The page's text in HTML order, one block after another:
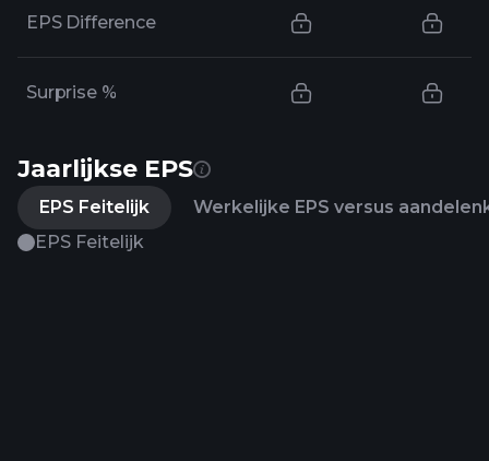
EPS Difference
Surprise %
Jaarlijkse EPS
EPS Feitelijk
Werkelijke EPS versus
EPS Feitelijk